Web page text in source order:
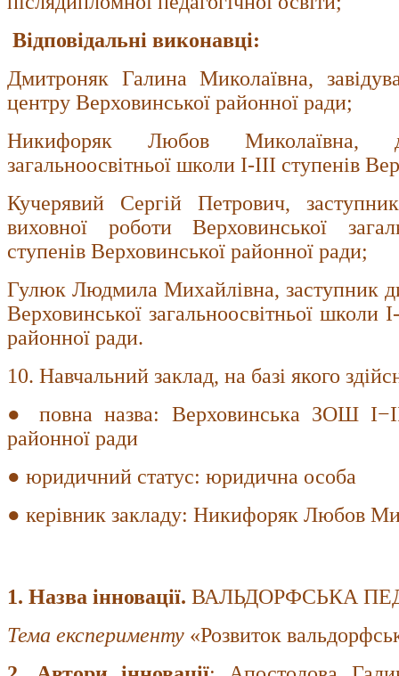
Відповідальні виконавці:
Дмитроняк Галина Миколаївна,
центру Верховинської районної ради;
Никифоряк Любов Миколаївна,
загальноосвітньої школи І-ІІІ ступенів
Кучерявий Сергій Петрович,
виховної роботи Верховинської
ступенів Верховинської районної ради;
Гулюк Людмила Михайлівна, заступник
Верховинської загальноосвітньої школи
районної ради.
10. Навчальний заклад, на базі якого
● повна назва: Верховинська ЗОШ
районної ради
● юридичний статус: юридична особа
● керівник закладу: Никифоряк Любов
1. Назва інновації. ВАЛЬДОРФСЬКА
Тема експерименту «Розвиток